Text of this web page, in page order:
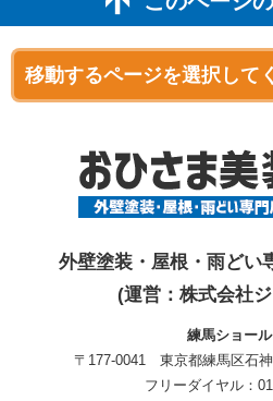
外壁塗装・屋根・雨どい
(運営：株式会社
練馬ショー
〒177-0041 東京都練馬区石
フリーダイヤル：